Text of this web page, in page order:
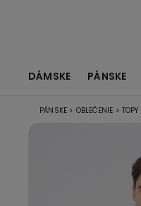
DÁMSKE PÁNSKE
PÁNSKE > OBLEČENIE > TOPY